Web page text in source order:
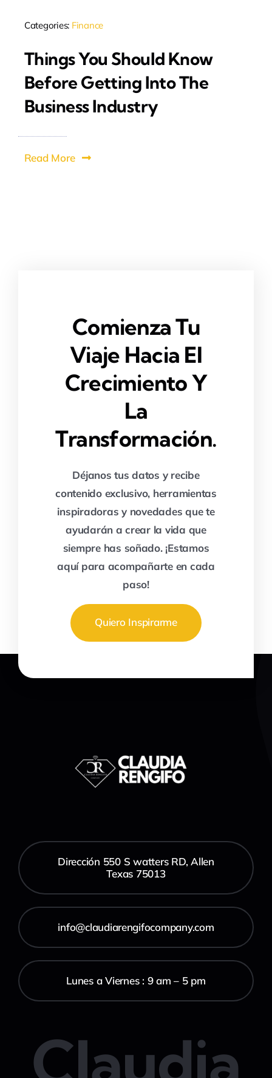
Categories: Finance
Things You Should Know
Before Getting Into The
Business Industry
Read More
Comienza Tu
Viaje Hacia El
Crecimiento Y
La
Transformación.
Déjanos tus datos y recibe
contenido exclusivo, herramientas
inspiradoras y novedades que te
ayudarán a crear la vida que
siempre has soñado. ¡Estamos
aquí para acompañarte en cada
paso!
Quiero Inspirarme
Dirección 550 S watters RD, Allen
Texas 75013
info@claudiarengifocompany.com
Lunes a Viernes : 9 am – 5 pm
Claudia